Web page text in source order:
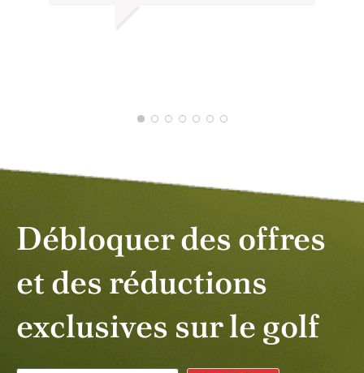
communication et un séjour de
Débloquer des offres
et des réductions
exclusives sur le golf